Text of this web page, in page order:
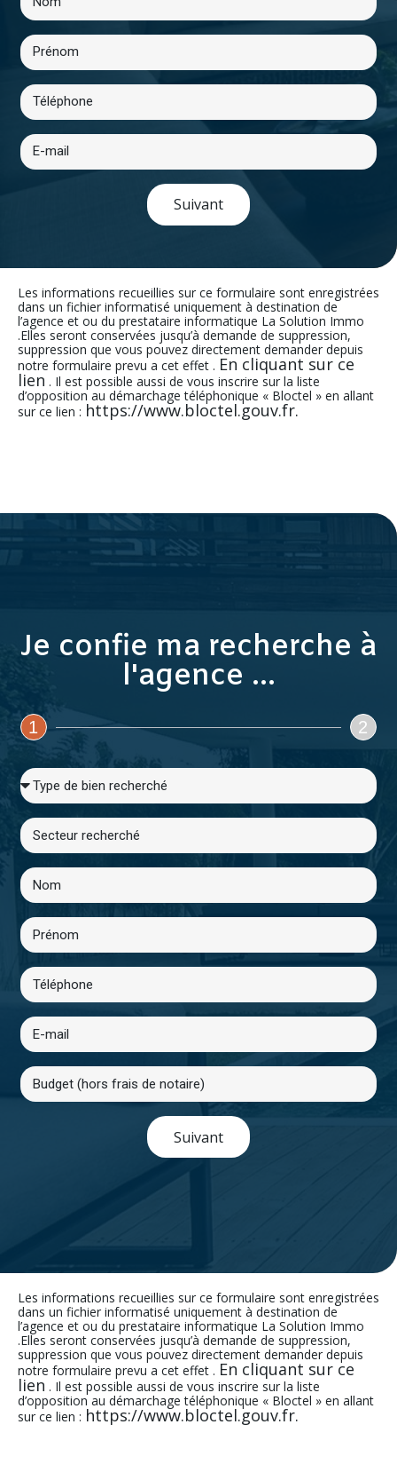
Suivant
Les informations recueillies sur ce formulaire sont enregistrées
dans un fichier informatisé uniquement à destination de
l’agence et ou du prestataire informatique La Solution Immo
.Elles seront conservées jusqu’à demande de suppression,
suppression que vous pouvez directement demander depuis
notre formulaire prevu a cet effet . En cliquant sur ce
lien . Il est possible aussi de vous inscrire sur la liste
d’opposition au démarchage téléphonique « Bloctel » en allant
sur ce lien : https://www.bloctel.gouv.fr.
Je confie ma recherche à
l'agence ...
1 2
Suivant
Les informations recueillies sur ce formulaire sont enregistrées
dans un fichier informatisé uniquement à destination de
l’agence et ou du prestataire informatique La Solution Immo
.Elles seront conservées jusqu’à demande de suppression,
suppression que vous pouvez directement demander depuis
notre formulaire prevu a cet effet . En cliquant sur ce
lien . Il est possible aussi de vous inscrire sur la liste
d’opposition au démarchage téléphonique « Bloctel » en allant
sur ce lien : https://www.bloctel.gouv.fr.